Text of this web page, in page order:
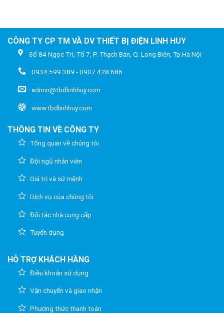
CÔNG TY CP TM VÀ DV THIẾT BỊ ĐIỆN LINH HUY
Số 84 Ngọc Trì, Tổ 7, P. Thạch Bàn, Q. Long Biên, Tp.Hà Nội
0934.599.389 - 0907.428.686
admin@tbdlinhhuy.com
www.tbdlinhhuy.com
THÔNG TIN VỀ CÔNG TY
Tổng quan về chúng tôi
Đội ngũ nhân viên
Giá trị và sứ mệnh
Dịch vụ của chúng tôi
Đối tác nhà cung cấp
Tuyển dụng
HỖ TRỢ KHÁCH HÀNG
Điều khoản sử dụng
Vận chuyển và giao nhận
Phương thức thanh toán